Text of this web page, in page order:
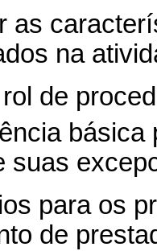
as
na
de
suas
para os
de